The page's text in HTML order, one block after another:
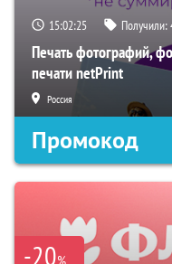
15:02:24 Получили:
Печать фотографий,
печати netPrint
Россия
Промокод
-20%